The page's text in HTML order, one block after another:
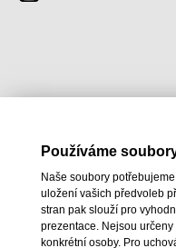
Používáme
Naše soubory
uložení vašich předvoleb
stran pak slouží pro
prezentace. Nejsou
konkrétní osoby. Pro